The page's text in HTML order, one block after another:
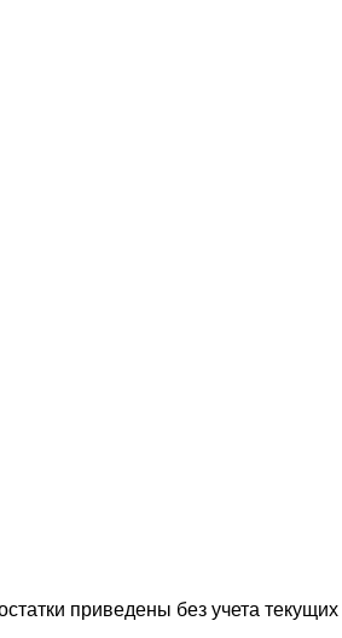
приведены без учета текущих